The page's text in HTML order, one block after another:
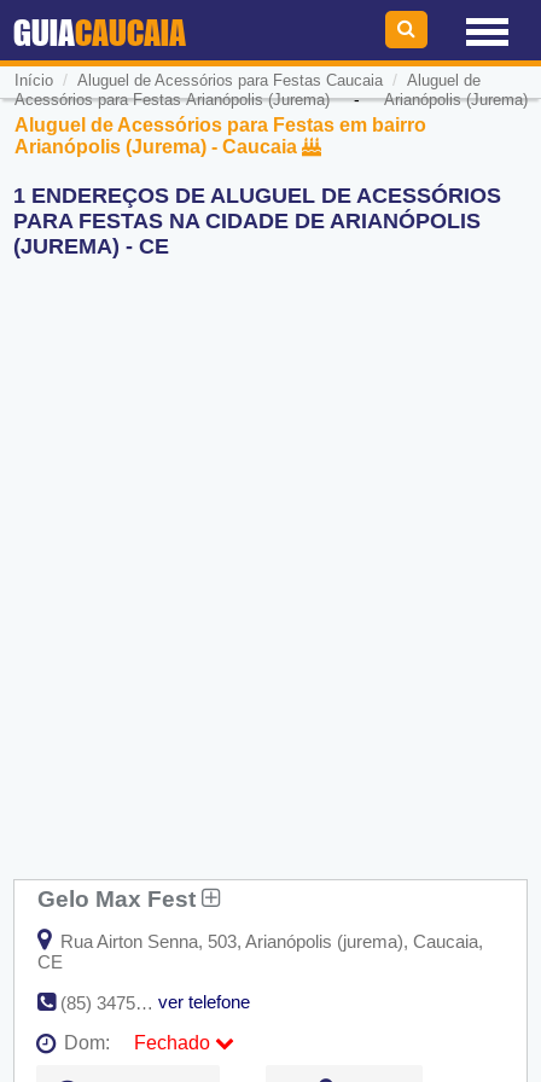
GUIACAUCAIA
Início / Aluguel de Acessórios para Festas Caucaia/ Aluguel de
Acessórios para Festas Arianópolis (Jurema)-Arianópolis (Jurema)
Aluguel de Acessórios para Festas em bairro
Arianópolis (Jurema) - Caucaia
1 ENDEREÇOS DE ALUGUEL DE ACESSÓRIOS
PARA FESTAS NA CIDADE DE ARIANÓPOLIS
(JUREMA) - CE
Gelo Max Fest
Rua Airton Senna, 503, Arianópolis (jurema), Caucaia,
CE
(85) 3475-0348
ver telefone
Dom:
Fechado
Seg: